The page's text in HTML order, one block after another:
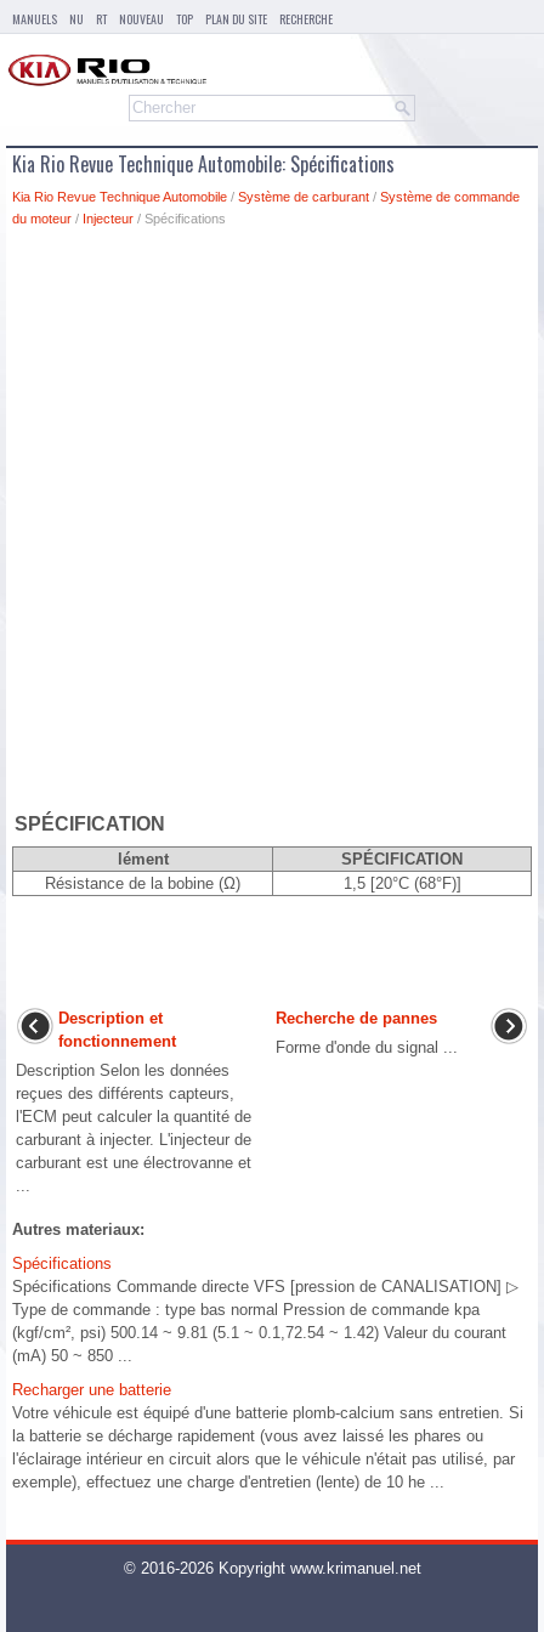
MANUELS NU RT NOUVEAU TOP PLAN DU SITE RECHERCHE
Kia Rio Revue Technique Automobile: Spécifications
Kia Rio Revue Technique Automobile / Système de carburant / Système de commande
du moteur / Injecteur / Spécifications
SPÉCIFICATION
lément
SPÉCIFICATION
Résistance de la bobine (Ω)
1,5 [20°C (68°F)]
Description et
fonctionnement
Description Selon les données
reçues des différents capteurs,
l'ECM peut calculer la quantité de
carburant à injecter. L'injecteur de
carburant est une électrovanne et
...
Recherche de pannes
Forme d'onde du signal ...
Autres materiaux:
Spécifications
Spécifications Commande directe VFS [pression de CANALISATION] ▷
Type de commande : type bas normal Pression de commande kpa
(kgf/cm², psi) 500.14 ~ 9.81 (5.1 ~ 0.1,72.54 ~ 1.42) Valeur du courant
(mA) 50 ~ 850 ...
Recharger une batterie
Votre véhicule est équipé d'une batterie plomb-calcium sans entretien. Si
la batterie se décharge rapidement (vous avez laissé les phares ou
l'éclairage intérieur en circuit alors que le véhicule n'était pas utilisé, par
exemple), effectuez une charge d'entretien (lente) de 10 he ...
© 2016-2026 Kopyright www.krimanuel.net